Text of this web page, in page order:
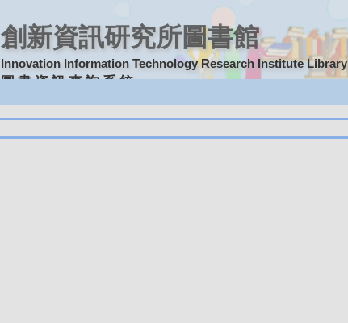
創新資訊研究所圖書館
Innovation Information Technology Research Institute Library
圖 書 資 訊 查 詢 系 統